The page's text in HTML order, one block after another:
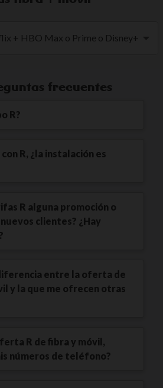
+ HBO Max o Prime o Disney+
frecuentes
R?
R, ¿la instalación es
R alguna promoción o
clientes? ¿Hay
entre la oferta de
y la que me ofrecen otras
R de fibra y móvil,
números de teléfono?